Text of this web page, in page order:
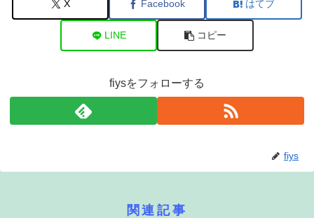
X Facebook はてブ
LINE コピー
fiysをフォローする
fiys
関連記事